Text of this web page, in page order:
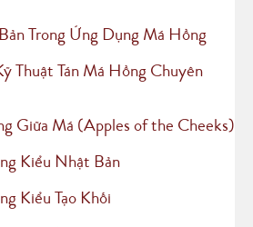
Trong Ứng Dụng Má Hồng
Thuật Tán Má Hồng Chuyên
Giữa Má (Apples of the Cheeks)
Kiểu Nhật Bản
Kiểu Tạo Khối